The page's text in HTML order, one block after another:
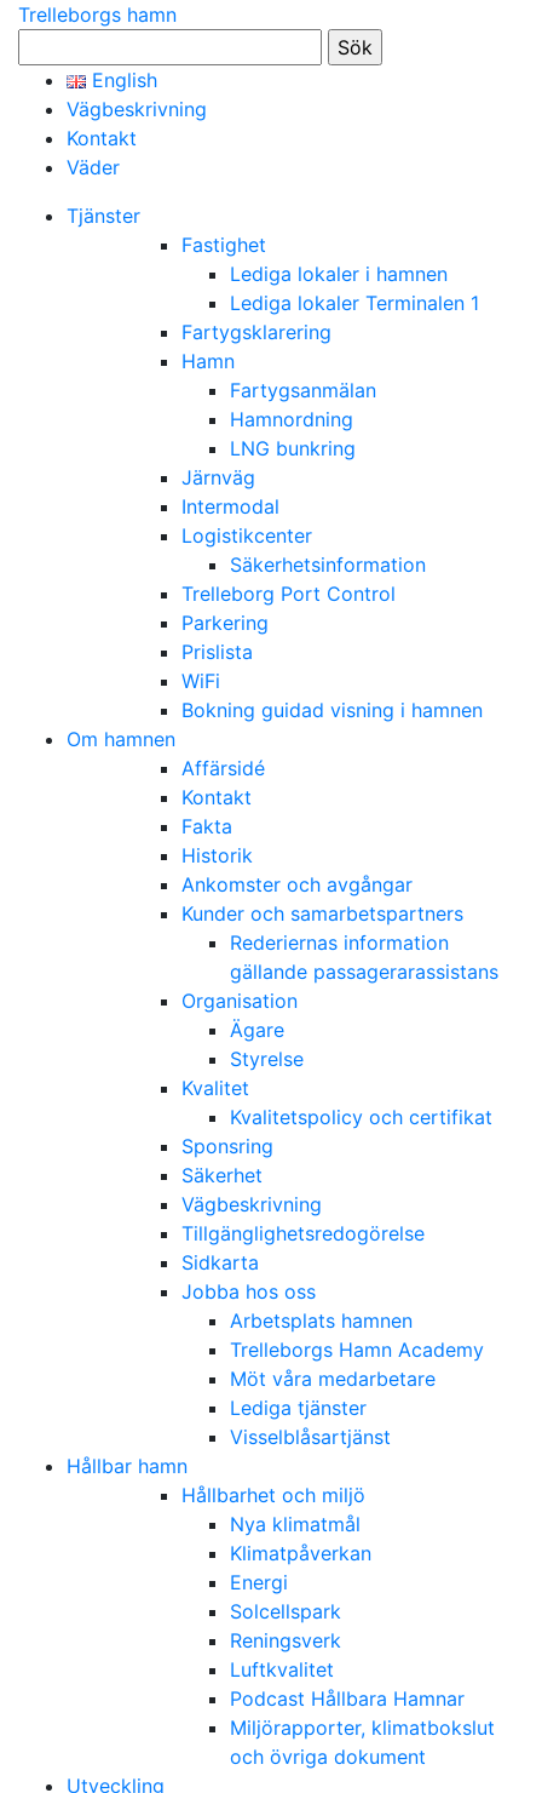
Trelleborgs hamn
efter:
English
Vägbeskrivning
Kontakt
Väder
Tjänster
Fastighet
Lediga lokaler i hamnen
Lediga lokaler Terminalen 1
Fartygsklarering
Hamn
Fartygsanmälan
Hamnordning
LNG bunkring
Järnväg
Intermodal
Logistikcenter
Säkerhetsinformation
Trelleborg Port Control
Parkering
Prislista
WiFi
Bokning guidad visning i hamnen
Om hamnen
Affärsidé
Kontakt
Fakta
Historik
Ankomster och avgångar
Kunder och samarbetspartners
Rederiernas information
gällande passagerarassistans
Organisation
Ägare
Styrelse
Kvalitet
Kvalitetspolicy och certifikat
Sponsring
Säkerhet
Vägbeskrivning
Tillgänglighetsredogörelse
Sidkarta
Jobba hos oss
Arbetsplats hamnen
Trelleborgs Hamn Academy
Möt våra medarbetare
Lediga tjänster
Visselblåsartjänst
Hållbar hamn
Hållbarhet och miljö
Nya klimatmål
Klimatpåverkan
Energi
Solcellspark
Reningsverk
Luftkvalitet
Podcast Hållbara Hamnar
Miljörapporter, klimatbokslut
och övriga dokument
Utveckling